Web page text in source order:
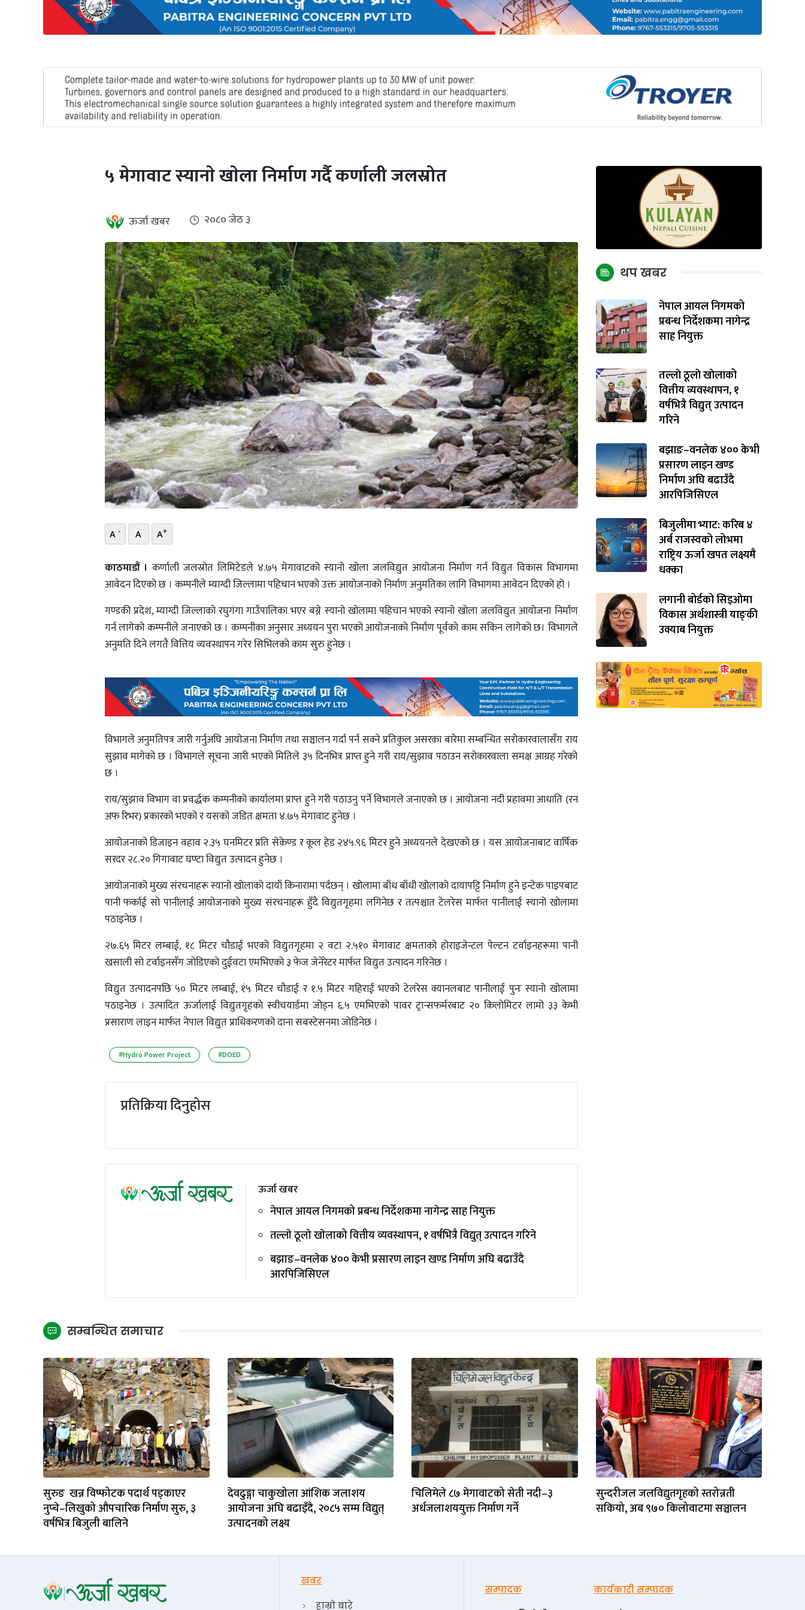
जलवायु
५ मेगावाट स्यानाे खाेला निर्माण गर्दै कर्णाली जलस्रोत
ऊर्जा खबर २०८० जेठ ३
A - A A+
काठमाडौं । कर्णाली जलस्रोत लिमिटेडले ४.७५ मेगावाटको स्यानो खोला जलविद्युत आयोजना निर्माण गर्न विद्युत विकास विभागमा
आवेदन दिएको छ । कम्पनीले म्याग्दी जिल्लामा पहिचान भएको उक्त आयोजनाकाे निर्माण अनुमतिका लागि विभागमा आवेदन दिएको हो ।
गण्डकी प्रदेश, म्याग्दी जिल्लाको रघुगंगा गाउँपालिका भएर बग्ने स्यानो खोलामा पहिचान भएको स्यानो खोला जलविद्युत आयोजना निर्माण
गर्न लागेको कम्पनीले जनाएको छ । कम्पनीका अनुसार अध्ययन पुरा भएको आयोजनाको निर्माण पूर्वकाे काम सकिन लागेकाे छ। विभागले
अनुमति दिने लगतै वित्तिय व्यवस्थापन गरेर सिभिलकाे काम सुरु हुनेछ ।
विभागले अनुमतिपत्र जारी गर्नुअघि आयोजना निर्माण तथा सञ्चालन गर्दा पर्न सक्ने प्रतिकुल असरका बारेमा सम्बन्धित सरोकारवालासँग राय
सुझाव मागेको छ । विभागले सूचना जारी भएको मितिले ३५ दिनभित्र प्राप्त हुने गरी राय/सुझाव पठाउन सरोकारवाला समक्ष आग्रह गरेको
छ ।
राय/सुझाव विभाग वा प्रवर्द्धक कम्पनीको कार्यालमा प्राप्त हुने गरी पठाउनु पर्ने विभागले जनाएको छ । आयोजना नदी प्रहावमा आधाति (रन
अफ रिभर) प्रकारको भएको र यसको जडित क्षमता ४.७५ मेगावाट हुनेछ ।
आयोजनाको डिजाइन वहाव २.३५ घनमिटर प्रति सेकेण्ड र कूल हेड २४५.९६ मिटर हुने अध्ययनले देखएको छ । यस आयोजनाबाट वार्षिक
सरदर २८.२० गिगावाट घण्टा विद्युत उत्पादन हुनेछ ।
आयोजनाको मुख्य संरचनाहरू स्यानो खोलाको दायाँ किनारामा पर्दछन् । खोलामा बाँध बाँधी खोलाको दायापट्टि निर्माण हुने इन्टेक पाइपबाट
पानी फर्काई सो पानीलाई आयोजनाको मुख्य संरचनाहरू हुँदै विद्युतगृहमा लगिनेछ र तत्पश्चात टेलरेस मार्फत पानीलाई स्यानो खोलामा
पठाइनेछ ।
२७.६५ मिटर लम्बाई, १८ मिटर चौडाई भएको विद्युतगृहमा २ वटा २.५१० मेगावाट क्षमताको होराइजेन्टल पेल्टन टर्वाइनहरूमा पानी
खसाली सो टर्वाइनसँग जोडिएको दुईवटा एमभिएको ३ फेज जेनेरेटर मार्फत विद्युत उत्पादन गरिनेछ ।
विद्युत उत्पादनपछि ५० मिटर लम्बाई, १ं५ मिटर चौडाई र १.५ मिटर गहिराई भएको टेलरेस क्यानलबाट पानीलाई पुनः स्यानो खोलामा
पठाइनेछ । उत्पादित ऊर्जालाई विद्युतगृहकाे स्वीचयार्डमा जोड्न ६.५ एमभिएको पावर ट्रान्सफर्मरबाट २० किलोमिटर लामो ३३ केभी
प्रसाराण लाइन मार्फत नेपाल विद्युत प्राधिकरणको दाना सबस्टेसनमा जोडिनेछ ।
#Hydro Power Project #DOED
प्रतिक्रिया दिनुहोस
ऊर्जा खबर
नेपाल आयल निगमको प्रबन्ध निर्देशकमा नागेन्द्र साह नियुक्त
तल्लाे ठूलाे खाेलाको वित्तीय व्यवस्थापन, १ वर्षभित्रै विद्युत् उत्पादन गरिने
बझाङ–वनलेक ४०० केभी प्रसारण लाइन खण्ड निर्माण अघि बढाउँदै
आरपिजिसिएल
थप खबर
नेपाल आयल निगमको
प्रबन्ध निर्देशकमा नागेन्द्र
साह नियुक्त
तल्लाे ठूलाे खाेलाको
वित्तीय व्यवस्थापन, १
वर्षभित्रै विद्युत् उत्पादन
गरिने
बझाङ–वनलेक ४०० केभी
प्रसारण लाइन खण्ड
निर्माण अघि बढाउँदै
आरपिजिसिएल
बिजुलीमा भ्याट: करिब ४
अर्ब राजस्वको लोभमा
राष्ट्रिय ऊर्जा खपत लक्ष्यमै
धक्का
लगानी बोर्डको सिइओमा
विकास अर्थशास्त्री याङ्‌की
उक्याब नियुक्त
सम्बन्धित समाचार
सुरुङ खन्न विष्फोटक पदार्थ पड्काएर
नुप्चे–लिखुको औपचारिक निर्माण सुरु, ३
वर्षभित्र बिजुली बालिने
देवढुङ्गा चाकुखोला आंशिक जलाशय
आयोजना अघि बढाइँदै, २०८५ सम्म विद्युत्
उत्पादनको लक्ष्य
चिलिमेले ८७ मेगावाटको सेती नदी–३
अर्धजलाशययुक्त निर्माण गर्ने
सुन्दरीजल जलविद्युतगृहको स्तरोन्नती
सकियो, अब ९७० किलोवाटमा सञ्चालन
खबर
हाम्रो बारे
सम्पादक
कार्यकारी सम्पादक